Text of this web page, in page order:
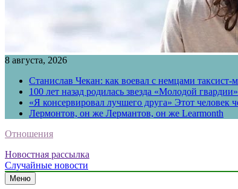
8 августа, 2026
Станислав Чекан: как воевал с немцами
100 лет назад родилась звезда «Молодой
«Я консервировал лучшего друга» Этот человек
Лермонтов, он же Лермантов, он же Learmonth
Отношения
Новостная рассылка
Случайные новости
Меню